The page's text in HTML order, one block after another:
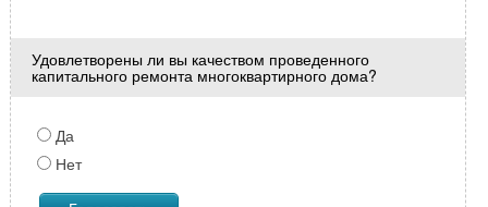
Удовлетворены ли вы качеством проведенного
капитального ремонта многоквартирного дома?
Да
Нет